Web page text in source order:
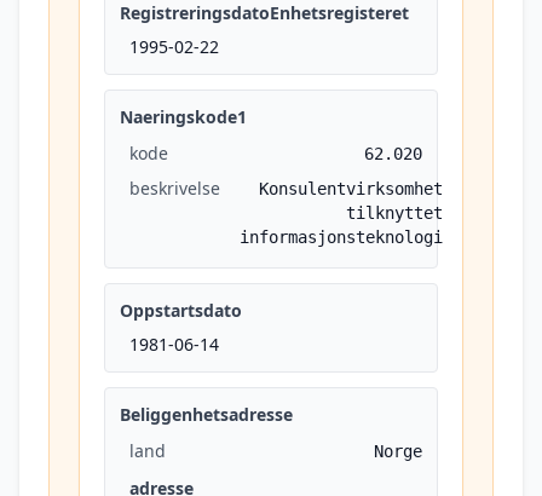
RegistreringsdatoEnhetsregisteret
1995-02-22
Naeringskode1
kode
62.020
beskrivelse
Konsulentvirksomhet
tilknyttet
informasjonsteknologi
Oppstartsdato
1981-06-14
Beliggenhetsadresse
land
Norge
adresse